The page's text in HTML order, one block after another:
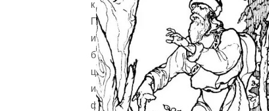
к
Гансу
и
брал
цветы
и
фрукты.